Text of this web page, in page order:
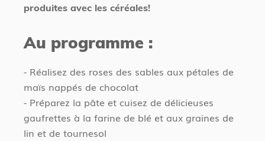
produites avec les céréales!
Au programme :
- Réalisez des roses des sables aux pétales de
maïs nappés de chocolat
- Préparez la pâte et cuisez de délicieuses
gaufrettes à la farine de blé et aux graines de
lin et de tournesol